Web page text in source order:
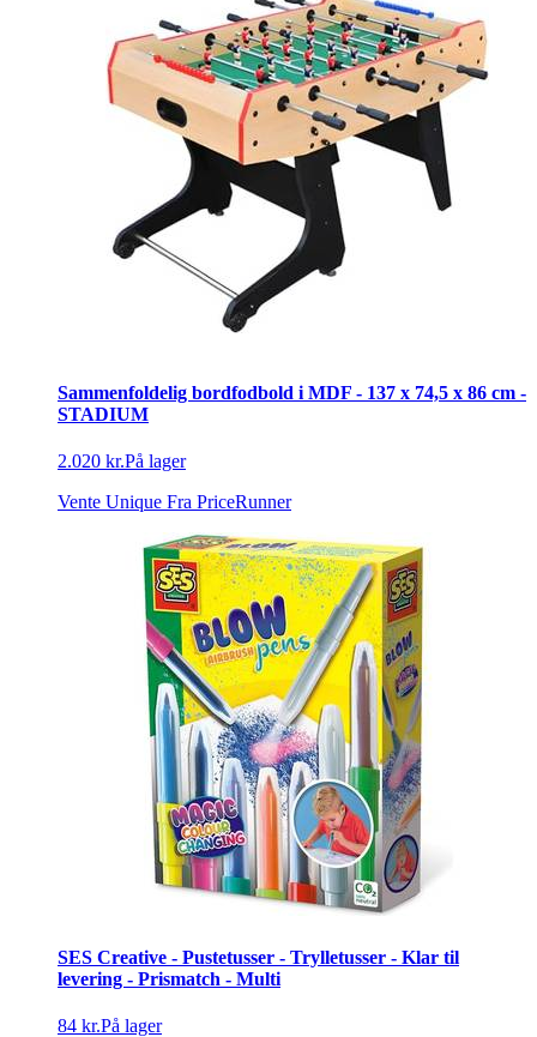
Sammenfoldelig bordfodbold i MDF - 137 x 74,5 x 86 cm -
STADIUM
2.020 kr.På lager
Vente Unique Fra PriceRunner
SES Creative - Pustetusser - Trylletusser - Klar til
levering - Prismatch - Multi
84 kr.På lager